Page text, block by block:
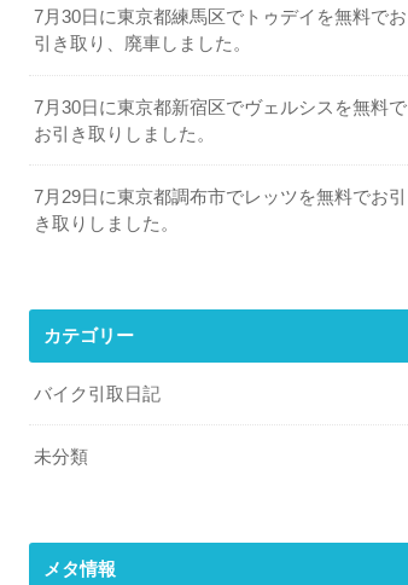
7月30日に東京都練馬区でトゥデイを無料でお
引き取り、廃車しました。
7月30日に東京都新宿区でヴェルシスを無料で
お引き取りしました。
7月29日に東京都調布市でレッツを無料でお引
き取りしました。
カテゴリー
バイク引取日記
未分類
メタ情報